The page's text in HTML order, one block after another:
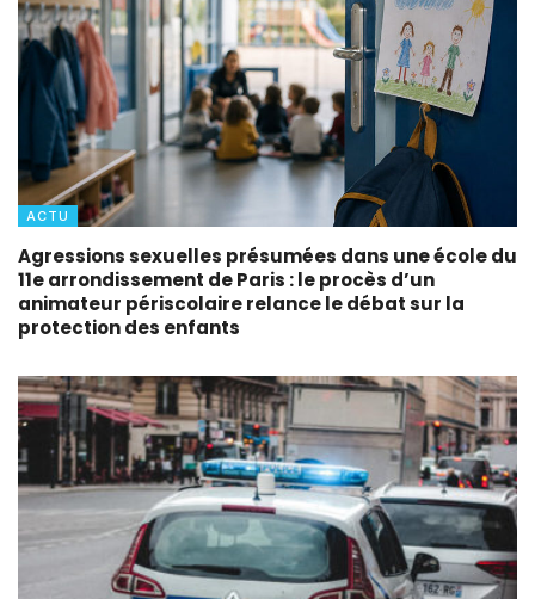
ACTU
Agressions sexuelles présumées dans une école du
11e arrondissement de Paris : le procès d’un
animateur périscolaire relance le débat sur la
protection des enfants